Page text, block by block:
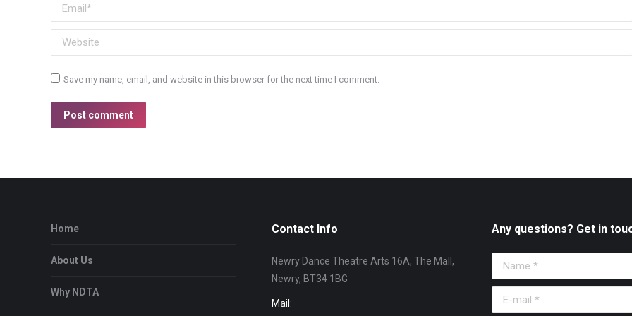
Email *
Website
Save my name, email, and website in this browser for the next time I comment.
Post comment
Home
About Us
Why NDTA
Contact Info
Newry Dance Theatre Arts 16A, The Mall,
Newry, BT34 1BG
Mail:
Any questions? Get in
Name *
E-mail *